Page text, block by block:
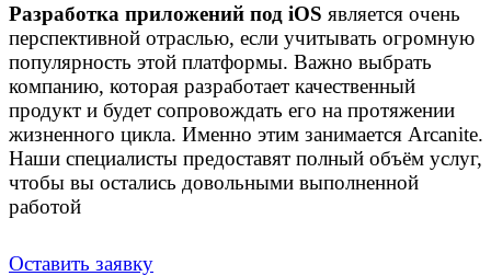
Разработка приложений под iOS является очень
перспективной отраслью, если учитывать огромную
популярность этой платформы. Важно выбрать
компанию, которая разработает качественный
продукт и будет сопровождать его на протяжении
жизненного цикла. Именно этим занимается Arcanite.
Наши специалисты предоставят полный объём услуг,
чтобы вы остались довольными выполненной
работой
Оставить заявку